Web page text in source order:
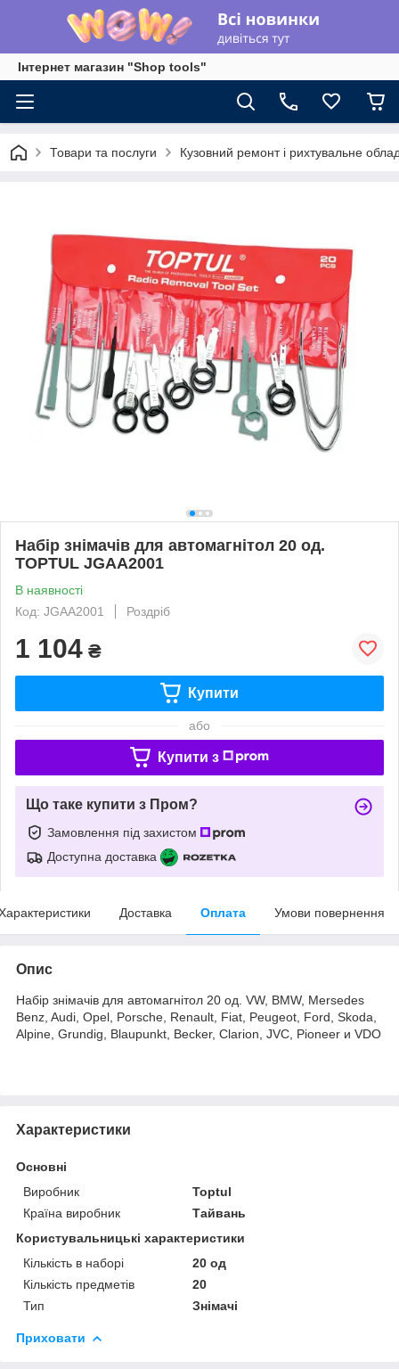
Інтернет магазин "Shop tools"
Товари та послуги Кузовний ремонт і рихтувальне
Набір знімачів для автомагнітол 20 од.
TOPTUL JGAA2001
В наявності
Код: JGAA2001
Роздріб
1 104 ₴
Купити
або
Купити з
Що таке купити з Пром?
Замовлення під захистом
Доступна доставка
Доставка Оплата Умови повернення
Опис
Набір знімачів для автомагнітол 20 од. VW, BMW, Mersedes
Benz, Audi, Opel, Porsche, Renault, Fiat, Peugeot, Ford, Skoda,
Alpine, Grundig, Blaupunkt, Becker, Clarion, JVC, Pioneer и VDO
Характеристики
Основні
Виробник
Toptul
Країна виробник
Тайвань
Користувальницькі характеристики
Кількість в наборі
20 од
Кількість предметів
20
Тип
Знімачі
Приховати